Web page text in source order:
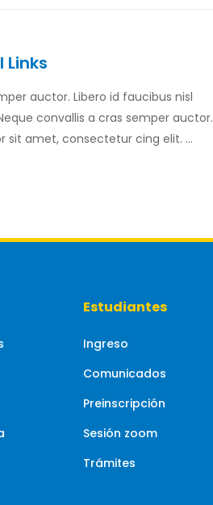
auctor. Libero id faucibus nisl
convallis a cras semper auctor.
sit amet, consectetur cing elit. …
Estudiantes
Ingreso
Comunicados
Preinscripción
Sesión zoom
Trámites